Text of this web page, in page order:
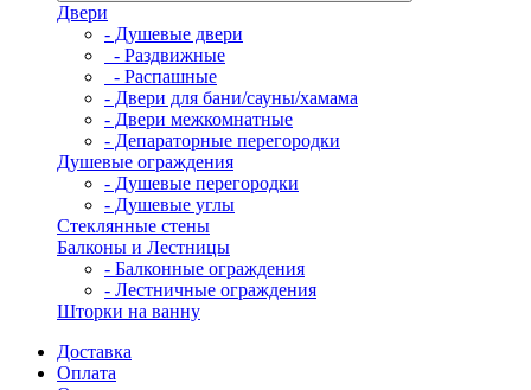
Двери
- Душевые двери
‎ - Раздвижные
- Распашные
- Двери для бани/сауны/хамама
- Двери межкомнатные
- Депараторные перегородки
Душевые ограждения
- Душевые перегородки
- Душевые углы
Стеклянные стены
Балконы и Лестницы
- Балконные ограждения
- Лестничные ограждения
Шторки на ванну
Доставка
Оплата